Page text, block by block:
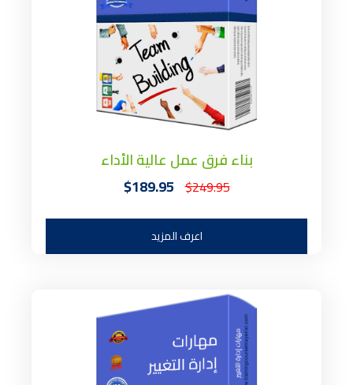
بناء فرق عمل عالية الأداء
$249.95
$189.95
اعرف المزيد